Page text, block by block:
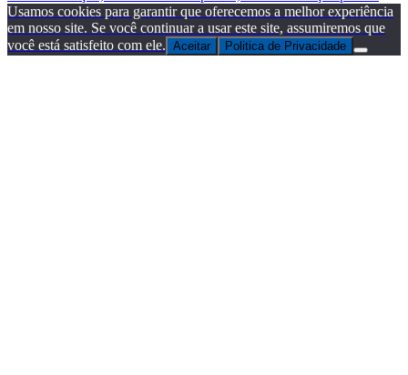
Usamos cookies para garantir que oferecemos a melhor experiência
em nosso site. Se você continuar a usar este site, assumiremos que
você está satisfeito com ele. Aceitar Politica de Privacidade